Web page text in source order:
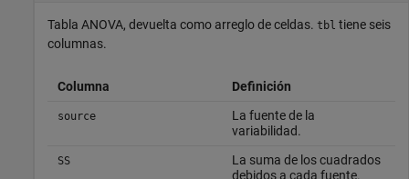
Tabla ANOVA, devuelta como arreglo de celdas. tbl tiene seis
columnas.
Columna Definición
source
La fuente de la
variabilidad.
SS
La suma de los cuadrados
debidos a cada fuente.